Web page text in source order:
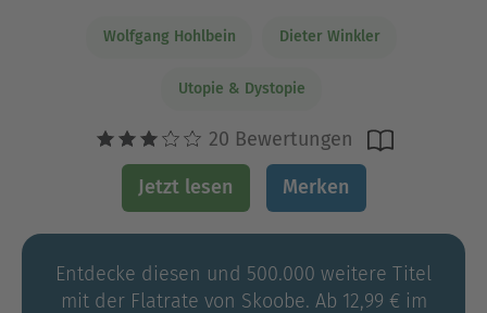
Wolfgang Hohlbein Dieter Winkler
Utopie & Dystopie
20 Bewertungen
Jetzt lesen Merken
Entdecke diesen und 500.000 weitere Titel
mit der Flatrate von Skoobe. Ab 12,99 € im